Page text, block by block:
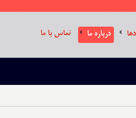
درباره ما تماس با ما